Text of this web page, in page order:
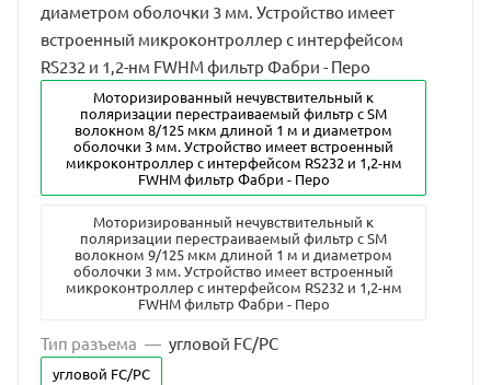
диаметром оболочки 3 мм. Устройство имеет
встроенный микроконтроллер с интерфейсом
RS232 и 1,2-нм FWHM фильтр Фабри - Перо
Моторизированный нечувствительный к
поляризации перестраиваемый фильтр с SM
волокном 8/125 мкм длиной 1 м и диаметром
оболочки 3 мм. Устройство имеет встроенный
микроконтроллер с интерфейсом RS232 и 1,2-нм
FWHM фильтр Фабри - Перо
Моторизированный нечувствительный к
поляризации перестраиваемый фильтр с SM
волокном 9/125 мкм длиной 1 м и диаметром
оболочки 3 мм. Устройство имеет встроенный
микроконтроллер с интерфейсом RS232 и 1,2-нм
FWHM фильтр Фабри - Перо
Тип разъема — угловой FC/PC
угловой FC/PC